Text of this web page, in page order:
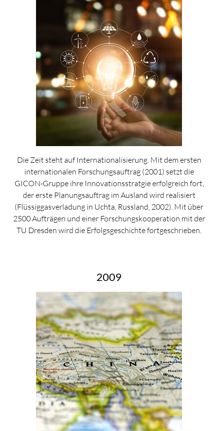
Die Zeit steht auf Internationalisierung. Mit dem ersten
internationalen Forschungsauftrag (2001) setzt die
GICON-Gruppe ihre Innovationsstratgie erfolgreich fort,
der erste Planungsauftrag im Ausland wird realisiert
(Flüssiggasverladung in Uchta, Russland, 2002). Mit über
2500 Aufträgen und einer Forschungskooperation mit der
TU Dresden wird die Erfolgsgeschichte fortgeschrieben.
2009